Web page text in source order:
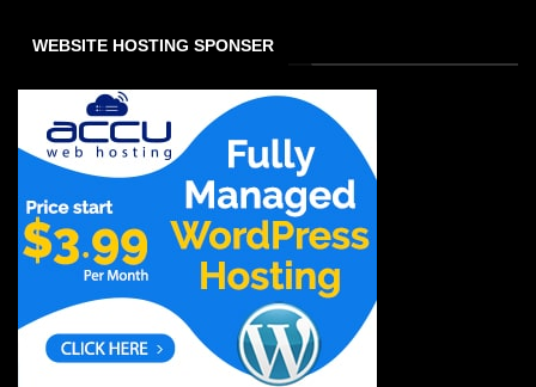
WEBSITE HOSTING SPONSER